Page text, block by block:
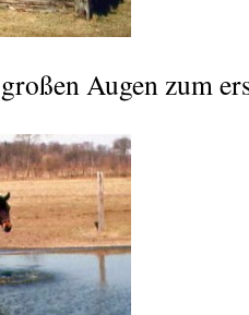
Augen zum